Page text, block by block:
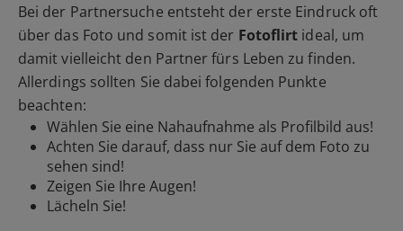
Bei der Partnersuche entsteht der erste Eindruck oft
über das Foto und somit ist der Fotoflirt ideal, um
damit vielleicht den Partner fürs Leben zu finden.
Allerdings sollten Sie dabei folgenden Punkte
beachten:
Wählen Sie eine Nahaufnahme als Profilbild aus!
Achten Sie darauf, dass nur Sie auf dem Foto zu
sehen sind!
Zeigen Sie Ihre Augen!
Lächeln Sie!